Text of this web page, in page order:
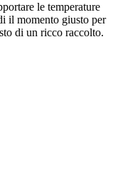
le temperature
il momento giusto per
di un ricco raccolto.